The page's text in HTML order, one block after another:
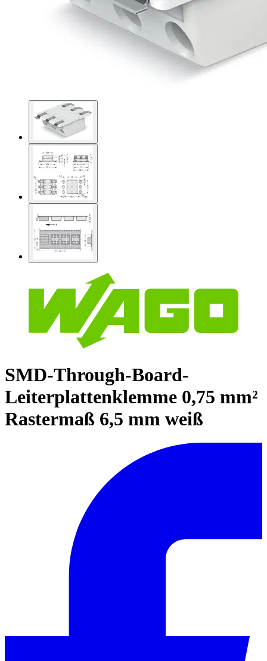
SMD-Through-Board-
Leiterplattenklemme 0,75 mm²
Rastermaß 6,5 mm weiß